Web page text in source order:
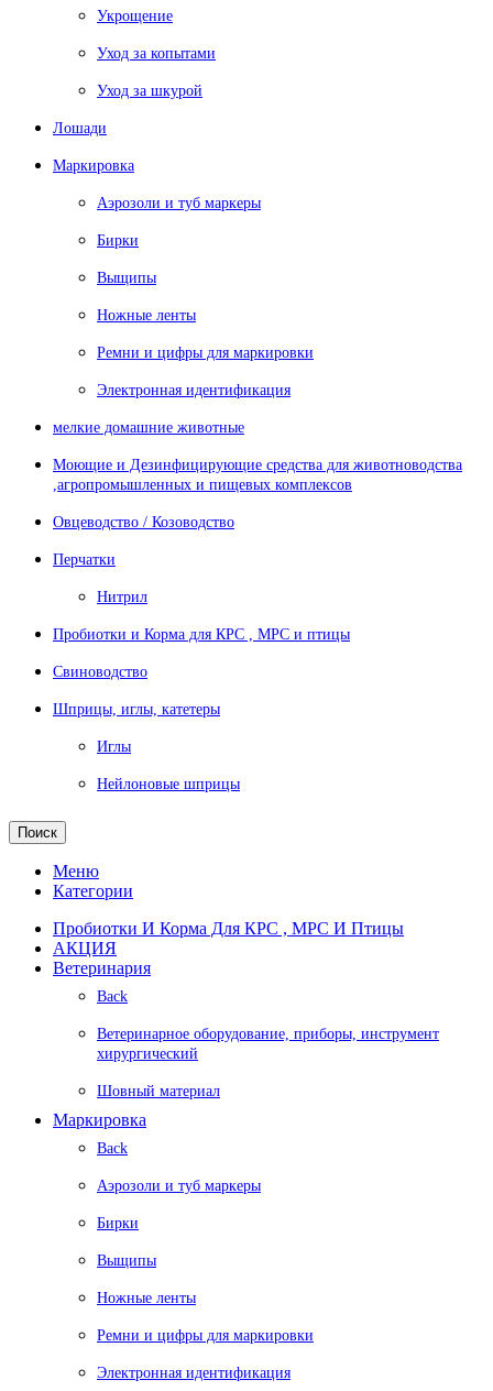
Укрощение
Уход за копытами
Уход за шкурой
Лошади
Маркировка
Аэрозоли и туб маркеры
Бирки
Выщипы
Ножные ленты
Ремни и цифры для маркировки
Электронная идентификация
мелкие домашние животные
Моющие и Дезинфицирующие средства для животноводства
,агропромышленных и пищевых комплексов
Овцеводство / Козоводство
Перчатки
Нитрил
Пробиотки и Корма для КРС , МРС и птицы
Свиноводство
Шприцы, иглы, катетеры
Иглы
Нейлоновые шприцы
Поиск
Меню
Категории
Пробиотки И Корма Для КРС , МРС И Птицы
АКЦИЯ
Ветеринария
Back
Ветеринарное оборудование, приборы, инструмент
хирургический
Шовный материал
Маркировка
Back
Аэрозоли и туб маркеры
Бирки
Выщипы
Ножные ленты
Ремни и цифры для маркировки
Электронная идентификация